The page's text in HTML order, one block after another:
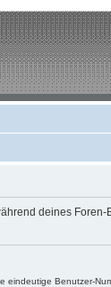
deines Foren-
Benutzer-